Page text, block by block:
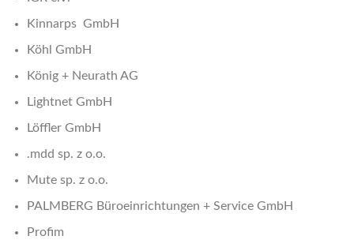
Kinnarps GmbH
Köhl GmbH
König + Neurath AG
Lightnet GmbH
Löffler GmbH
.mdd sp. z o.o.
Mute sp. z o.o.
PALMBERG Büroeinrichtungen + Service GmbH
Profim